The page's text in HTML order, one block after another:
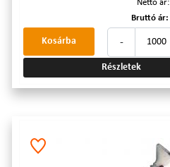
Nettó ár:
Bruttó ár:
-
Kosárba
Részletek